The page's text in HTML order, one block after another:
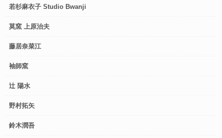
若杉麻衣子 Studio Bwanji
莫窯 上原治夫
藤居奈菜江
袖師窯
辻 陽水
野村拓矢
鈴木潤吾